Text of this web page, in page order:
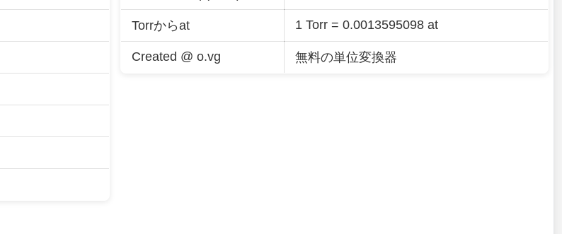
Torrからat 1 Torr = 0.0013595098 at
Created @ o.vg 無料の単位変換器